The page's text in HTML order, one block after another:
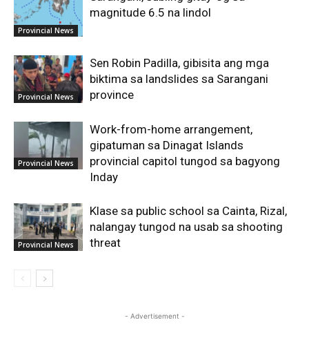
Provincial News
magnitude 6.5 na lindol
Provincial News
Sen Robin Padilla, gibisita ang mga
biktima sa landslides sa Sarangani
province
Provincial News
Work-from-home arrangement,
gipatuman sa Dinagat Islands
provincial capitol tungod sa bagyong
Inday
Provincial News
Klase sa public school sa Cainta, Rizal,
nalangay tungod na usab sa shooting
threat
- Advertisement -